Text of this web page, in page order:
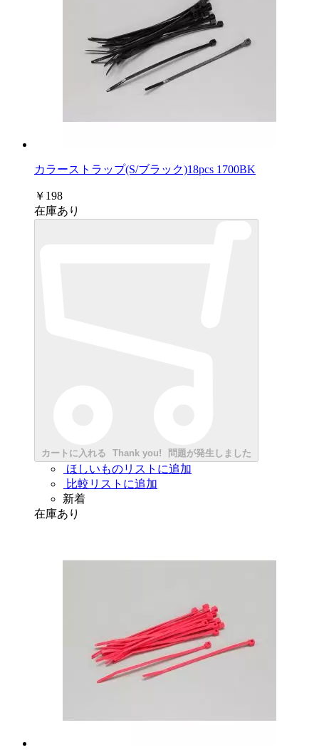
カラーストラップ(S/ブラック)18pcs 1700BK
￥198
在庫あり
カートに入れる Thank you! 問題が発生しました
ほしいものリストに追加
比較リストに追加
新着
在庫あり